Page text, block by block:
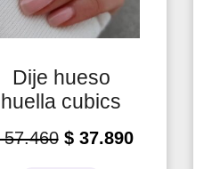
Dije hueso
huella cubics
$37.890